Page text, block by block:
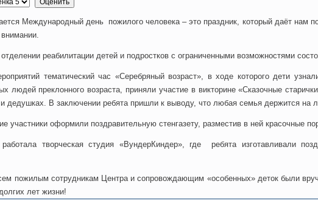
Международный день пожилого человека – это праздник, который даёт нам
реабилитации детей и подростков с ограниченными возможностями
тематический час «Серебряный возраст», в ходе которого дети
людей преклонного возраста, приняли участие в викторине «Сказочные
дедушках. В заключении ребята пришли к выводу, что любая семья держится на
участники оформили поздравительную стенгазету, разместив в ней красочные
творческая студия «ВундерКиндер», где ребята изготавливали
пожилым сотрудникам Центра и сопровождающим «особенных» деток были
лет жизни!